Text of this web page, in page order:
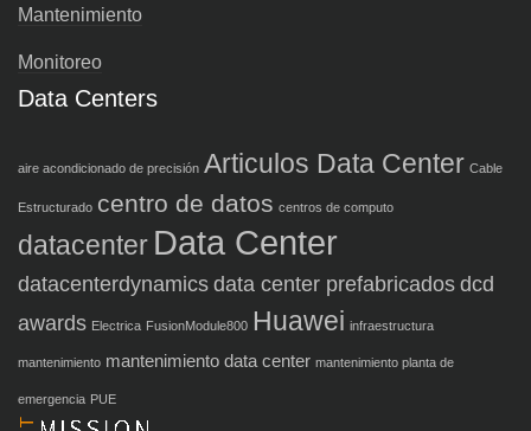
Mantenimiento
Monitoreo
Data Centers
aire acondicionado de precisión Articulos Data Center Cable
Estructurado centro de datos centros de computo
datacenter Data Center
datacenterdynamicsdata center prefabricadosdcd
awards Electrica FusionModule800 Huawei infraestructura
mantenimiento mantenimiento data center mantenimiento planta de
emergencia PUE